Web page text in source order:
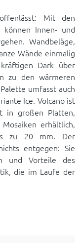
Mit den
können Innen- und
Wandbeläge,
Wände einmalig
Dark über
zu den wärmeren
umfasst auch
Ice. Volcano ist
in großen Platten,
erhältlich,
zu 20 mm. Der
entgegen: Sie
und Vorteile des
die im Laufe der